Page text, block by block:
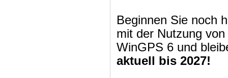
Beginnen Sie noch
mit der Nutzung von
WinGPS 6 und
aktuell bis 2027!